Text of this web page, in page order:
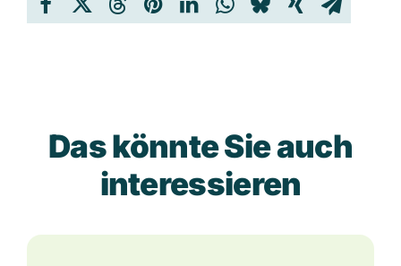
Das könnte Sie auch
interessieren